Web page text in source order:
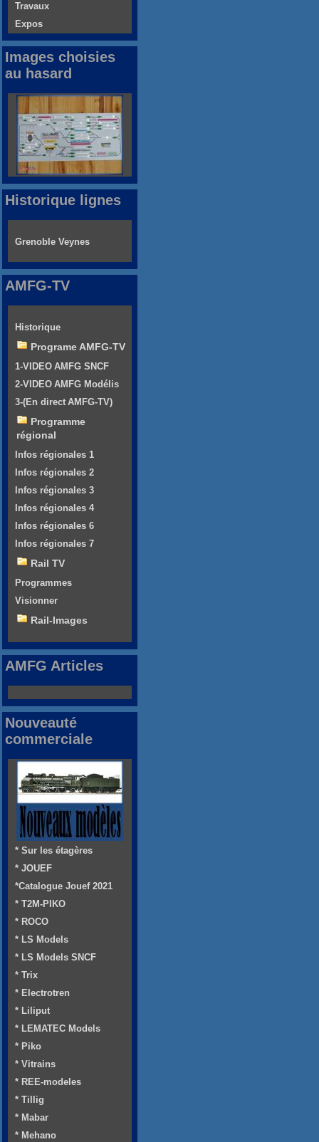
Travaux
Expos
Images choisies
au hasard
Historique lignes
Grenoble Veynes
AMFG-TV
Historique
Programe AMFG-TV
1-VIDEO AMFG SNCF
2-VIDEO AMFG Modélis
3-(En direct AMFG-TV)
Programme
régional
Infos régionales 1
Infos régionales 2
Infos régionales 3
Infos régionales 4
Infos régionales 6
Infos régionales 7
Rail TV
Programmes
Visionner
Rail-Images
AMFG Articles
Nouveauté
commerciale
* Sur les étagères
* JOUEF
*Catalogue Jouef 2021
* T2M-PIKO
* ROCO
* LS Models
* LS Models SNCF
* Trix
* Electrotren
* Liliput
* LEMATEC Models
* Piko
* Vitrains
* REE-modeles
* Tillig
* Mabar
* Mehano